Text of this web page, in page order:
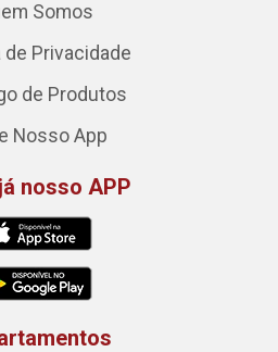
Somos
de Privacidade
de Produtos
Nosso App
nosso APP